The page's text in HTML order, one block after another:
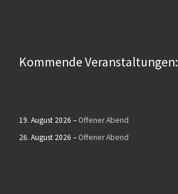
Kommende Veranstaltungen:
19. August 2026 – Offener Abend
26. August 2026 – Offener Abend